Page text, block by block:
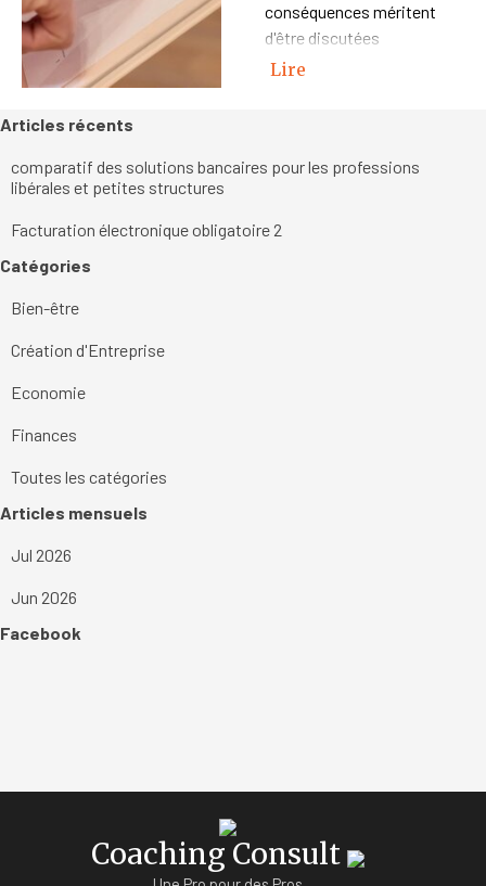
conséquences méritent
d'être discutées
Lire
Sauter le bloc Articles récents
Articles récents
comparatif des solutions bancaires pour les professions
libérales et petites structures
Facturation électronique obligatoire 2
Sauter le bloc Catégories
Catégories
Bien-être
Création d'Entreprise
Economie
Finances
Toutes les catégories
Sauter le bloc Articles mensuels
Articles mensuels
Jul 2026
Jun 2026
Sauter le bloc Facebook
Facebook
Coaching Consult